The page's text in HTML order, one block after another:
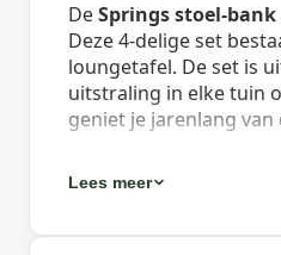
DeSprings stoel-
Deze 4-delige set
loungetafel. De set is
uitstraling in elke tuin
geniet je jarenlang
Eigenschappen
loungestoelen, plaats
Lees meer